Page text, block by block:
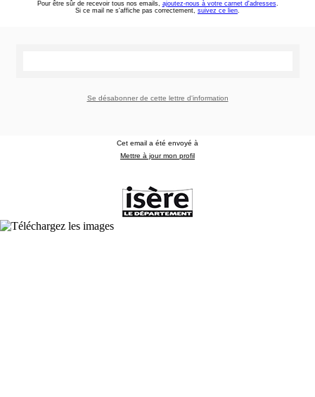
Pour être sûr de recevoir tous nos emails, ajoutez-nous à votre carnet d'adresses.
Si ce mail ne s'affiche pas correctement, suivez ce lien.
Se désabonner de cette lettre d'information
Cet email a été envoyé à
Mettre à jour mon profil